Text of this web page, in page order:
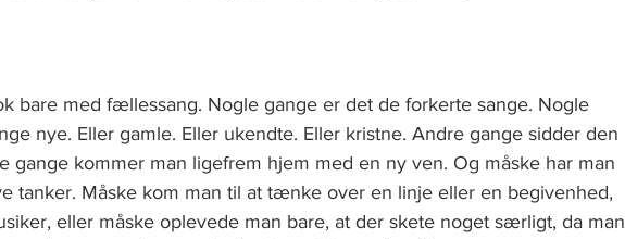
bare med fællessang. Nogle gange er det de forkerte sange. Nogle
nye. Eller gamle. Eller ukendte. Eller kristne. Andre gange sidder den
gange kommer man ligefrem hjem med en ny ven. Og måske har man
tanker. Måske kom man til at tænke over en linje eller en begivenhed,
eller måske oplevede man bare, at der skete noget særligt, da man